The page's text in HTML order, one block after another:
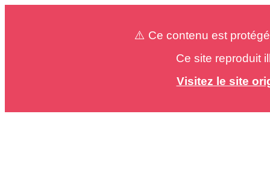
⚠️ Ce contenu est
Ce site reproduit
Visitez le site